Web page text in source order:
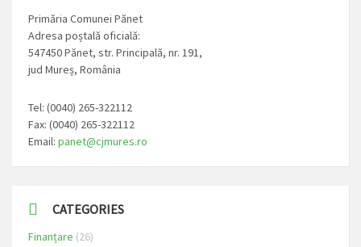
Primăria Comunei Pănet
Adresa poștală oficială:
547450 Pănet, str. Principală, nr. 191,
jud Mureș, România
Tel: (0040) 265-322112
Fax: (0040) 265-322112
Email: panet@cjmures.ro
CATEGORIES
Finanțare (26)